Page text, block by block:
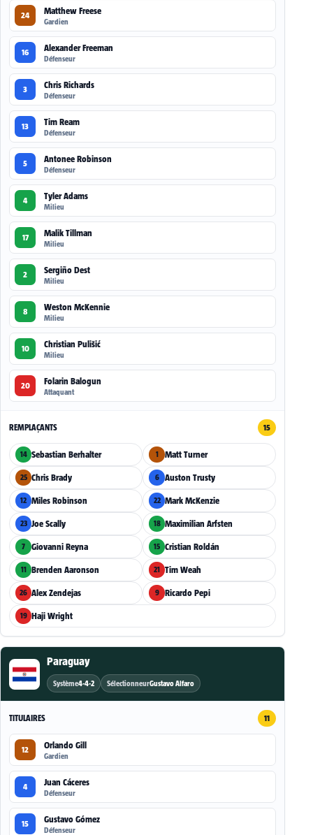
24 Matthew Freese
Gardien
16 Alexander Freeman
Défenseur
3 Chris Richards
Défenseur
13 Tim Ream
Défenseur
5 Antonee Robinson
Défenseur
4 Tyler Adams
Milieu
17 Malik Tillman
Milieu
2 Sergiño Dest
Milieu
8 Weston McKennie
Milieu
10 Christian Pulišić
Milieu
20 Folarin Balogun
Attaquant
REMPLAÇANTS 15
14 Sebastian Berhalter 1 Matt Turner
25 Chris Brady 6 Auston Trusty
12 Miles Robinson 22 Mark McKenzie
23 Joe Scally 18 Maximilian Arfsten
7 Giovanni Reyna 15 Cristian Roldán
11 Brenden Aaronson 21 Tim Weah
26 Alex Zendejas 9 Ricardo Pepi
19 Haji Wright
Paraguay
Système4-4-2 SélectionneurGustavo Alfaro
TITULAIRES 11
12 Orlando Gill
Gardien
4 Juan Cáceres
Défenseur
15 Gustavo Gómez
Défenseur